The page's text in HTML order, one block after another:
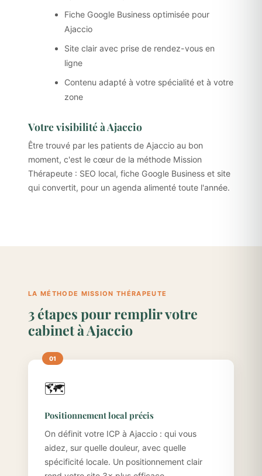
Fiche Google Business optimisée pour
Ajaccio
Site clair avec prise de rendez-vous en
ligne
Contenu adapté à votre spécialité et à votre
zone
Votre visibilité à Ajaccio
Être trouvé par les patients de Ajaccio au bon
moment, c'est le cœur de la méthode Mission
Thérapeute : SEO local, fiche Google Business et site
qui convertit, pour un agenda alimenté toute l'année.
LA MÉTHODE MISSION THÉRAPEUTE
3 étapes pour remplir votre
cabinet à Ajaccio
🗺️
Positionnement local précis
On définit votre ICP à Ajaccio : qui vous
aidez, sur quelle douleur, avec quelle
spécificité locale. Un positionnement clair